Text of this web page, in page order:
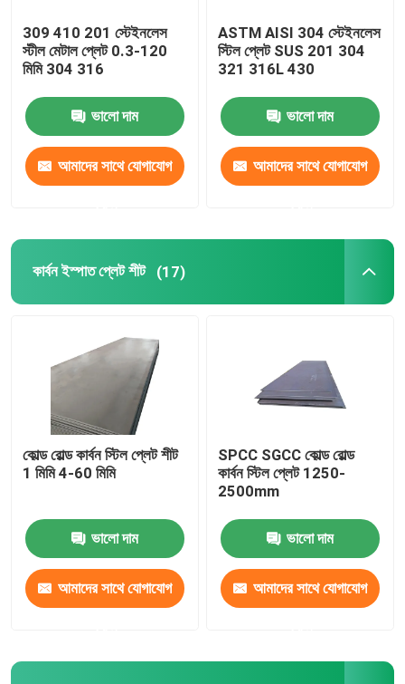
309 410 201 স্টেইনলেস
স্টীল মেটাল প্লেট 0.3-120
মিমি 304 316
ভালো দাম
আমাদের সাথে যোগাযোগ
ASTM AISI 304 স্টেইনলেস
স্টিল প্লেট SUS 201 304
321 316L 430
ভালো দাম
আমাদের সাথে যোগাযোগ
কার্বন ইস্পাত প্লেট শীট (17)
কোল্ড রোল্ড কার্বন স্টিল প্লেট শীট
1 মিমি 4-60 মিমি
ভালো দাম
আমাদের সাথে যোগাযোগ
SPCC SGCC কোল্ড রোল্ড
কার্বন স্টিল প্লেট 1250-
2500mm
ভালো দাম
আমাদের সাথে যোগাযোগ